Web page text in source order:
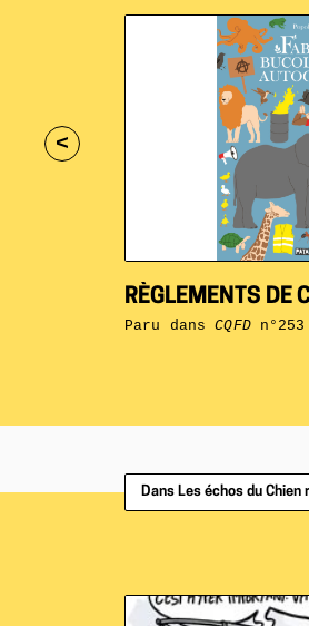
<
RÈGLEMENTS DE
Paru dansCQFD
Dans Les échos du Chien